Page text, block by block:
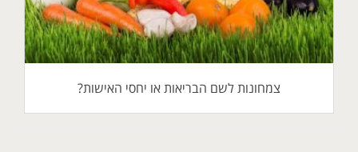
צמחונות לשם הבריאות או יחסי האישות?